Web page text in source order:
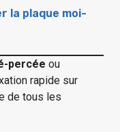
la plaque moi-
percée ou
rapide sur
de tous les